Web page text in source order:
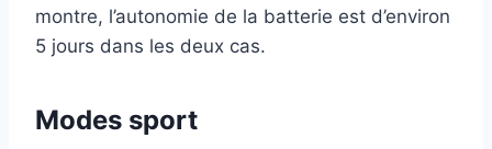
montre, l’autonomie de la batterie est d’environ
5 jours dans les deux cas.
Modes sport